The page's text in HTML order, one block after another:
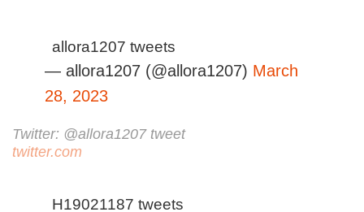
allora1207 tweets
— allora1207 (@allora1207) March
28, 2023
Twitter: @allora1207 tweet
twitter.com
H19021187 tweets